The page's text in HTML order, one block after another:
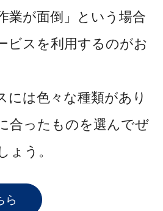
業が面倒」という場合
ビスを利用するのがお
には色々な種類があり
合ったものを選んでぜ
ょう。
ら